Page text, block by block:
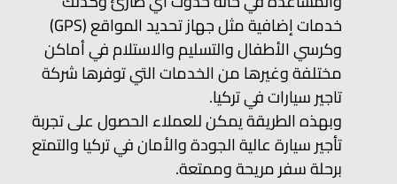
خدمات إضافية مثل جهاز تحديد المواقع (GPS)
وكرسي الأطفال والتسليم والاستلام في أماكن
مختلفة وغيرها من الخدمات التي توفرها شركة
تاجير سيارات في تركيا.
وبهذه الطريقة يمكن للعملاء الحصول على تجربة
تأجير سيارة عالية الجودة والأمان في تركيا والتمتع
برحلة سفر مريحة وممتعة.